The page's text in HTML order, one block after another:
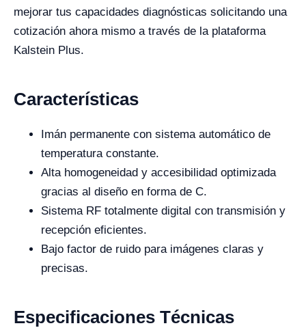
mejorar tus capacidades diagnósticas solicitando una
cotización ahora mismo a través de la plataforma
Kalstein Plus.
Características
Imán permanente con sistema automático de
temperatura constante.
Alta homogeneidad y accesibilidad optimizada
gracias al diseño en forma de C.
Sistema RF totalmente digital con transmisión y
recepción eficientes.
Bajo factor de ruido para imágenes claras y
precisas.
Especificaciones Técnicas